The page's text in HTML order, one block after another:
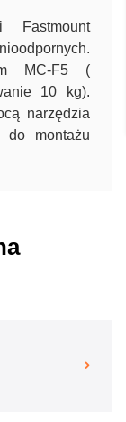
Fastmount
MC-F5 (
10 kg).
narzędzia
do montażu